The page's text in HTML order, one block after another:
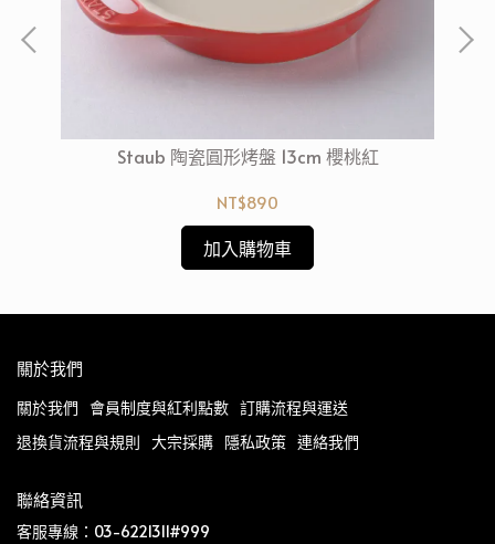
Staub 陶瓷圓形烤盤 13cm 櫻桃紅
NT$890
加入購物車
關於我們
關於我們 會員制度與紅利點數 訂購流程與運送
退換貨流程與規則 大宗採購 隱私政策 連絡我們
聯絡資訊
客服專線：03-6221311#999